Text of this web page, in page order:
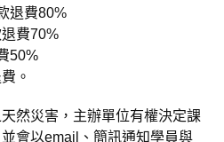
退費80%
費70%
50%
。
然災害，主辦單位有權決定課
會以email、簡訊通知學員與